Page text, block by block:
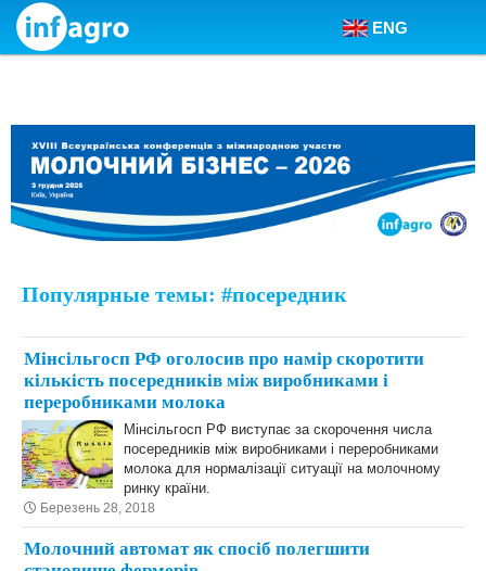
Skip to content
ENG
Популярные темы: #посередник
Мінсільгосп РФ оголосив про намір скоротити
кількість посередників між виробниками і
переробниками молока
Мінсільгосп РФ виступає за скорочення числа
посередників між виробниками і переробниками
молока для нормалізації ситуації на молочному
ринку країни.
Березень 28, 2018
Молочний автомат як спосіб полегшити